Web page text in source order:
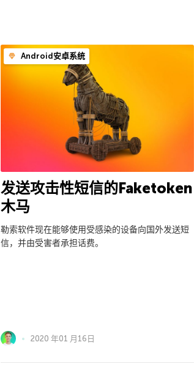
Android安卓系统
发送攻击性短信的Faketoken
木马
勒索软件现在能够使用受感染的设备向国外发送短
信，并由受害者承担话费。
2020 年01 月16日